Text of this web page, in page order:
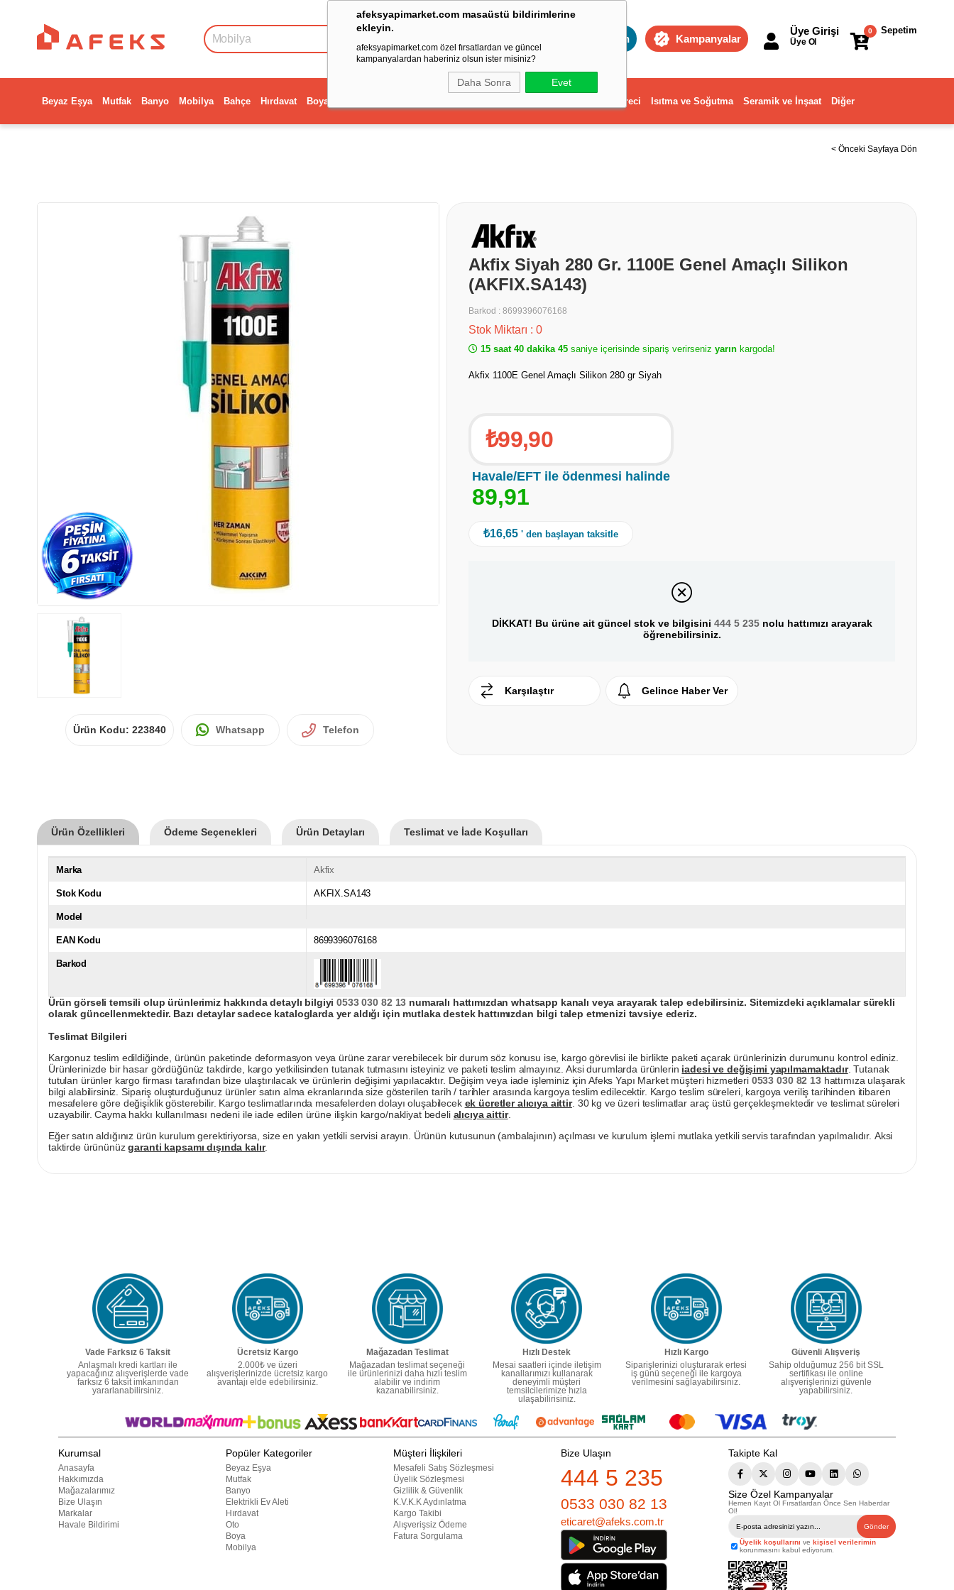
afeksyapimarket.com masaüstü bildirimlerine
ekleyin.
afeksyapimarket.com özel fırsatlardan ve güncel
kampanyalardan haberiniz olsun ister misiniz?
Daha Sonra Evet
Toptan Kampanyalar
Sepetim
0
Üye Girişi
Üye Ol
Beyaz Eşya Mutfak Banyo Mobilya Bahçe Hırdavat Boya Dekorasyon ve Ev Gereci Isıtma ve Soğutma Seramik ve İnşaat Diğer
< Önceki Sayfaya Dön
Ürün Kodu: 223840 Whatsapp Telefon
Akfix Siyah 280 Gr. 1100E Genel Amaçlı Silikon
(AKFIX.SA143)
Barkod : 8699396076168
Stok Miktarı : 0
15 saat 40 dakika 44 saniye içerisinde sipariş verirseniz yarın kargoda!
Akfix 1100E Genel Amaçlı Silikon 280 gr Siyah
₺99,90
Havale/EFT ile ödenmesi halinde
89,91
₺16,65 ' den başlayan taksitle
DİKKAT! Bu ürüne ait güncel stok ve bilgisini 444 5 235nolu hattımızı arayarak
öğrenebilirsiniz.
Karşılaştır Gelince Haber Ver
Ürün Özellikleri Ödeme Seçenekleri Ürün Detayları Teslimat ve İade Koşulları
Marka Akfix
Stok Kodu AKFIX.SA143
Model
EAN Kodu 8699396076168
Barkod
Ürün görseli temsili olup ürünlerimiz hakkında detaylı bilgiyi0533 030 82 13 numaralı hattımızdan whatsapp kanalı veya arayarak talep edebilirsiniz. Sitemizdeki açıklamalar sürekli
olarak güncellenmektedir. Bazı detaylar sadece kataloglarda yer aldığı için mutlaka destek hattımızdan bilgi talep etmenizi tavsiye ederiz.
Teslimat Bilgileri
Kargonuz teslim edildiğinde, ürünün paketinde deformasyon veya ürüne zarar verebilecek bir durum söz konusu ise, kargo görevlisi ile birlikte paketi açarak ürünlerinizin durumunu kontrol ediniz.
Ürünlerinizde bir hasar gördüğünüz takdirde, kargo yetkilisinden tutanak tutmasını isteyiniz ve paketi teslim almayınız. Aksi durumlarda ürünlerin iadesi ve değişimi yapılmamaktadır. Tutanak
tutulan ürünler kargo firması tarafından bize ulaştırılacak ve ürünlerin değişimi yapılacaktır. Değişim veya iade işleminiz için Afeks Yapı Market müşteri hizmetleri 0533 030 82 13hattımıza ulaşarak
bilgi alabilirsiniz. Sipariş oluşturduğunuz ürünler satın alma ekranlarında size gösterilen tarih / tarihler arasında kargoya teslim edilecektir. Kargo teslim süreleri, kargoya veriliş tarihinden itibaren
mesafelere göre değişiklik gösterebilir. Kargo teslimatlarında mesafelerden dolayı oluşabilecek ek ücretler alıcıya aittir. 30 kg ve üzeri teslimatlar araç üstü gerçekleşmektedir ve teslimat süreleri
uzayabilir. Cayma hakkı kullanılması nedeni ile iade edilen ürüne ilişkin kargo/nakliyat bedeli alıcıya aittir.
Eğer satın aldığınız ürün kurulum gerektiriyorsa, size en yakın yetkili servisi arayın. Ürünün kutusunun (ambalajının) açılması ve kurulum işlemi mutlaka yetkili servis tarafından yapılmalıdır. Aksi
taktirde ürününüzgaranti kapsamı dışında kalır.
Vade Farksız 6 Taksit
Anlaşmalı kredi kartları ile
yapacağınız alışverişlerde vade
farksız 6 taksit imkanından
yararlanabilirsiniz.
Ücretsiz Kargo
2.000₺ ve üzeri
alışverişlerinizde ücretsiz kargo
avantajı elde edebilirsiniz.
Mağazadan Teslimat
Mağazadan teslimat seçeneği
ile ürünlerinizi daha hızlı teslim
alabilir ve indirim
kazanabilirsiniz.
Hızlı Destek
Mesai saatleri içinde iletişim
kanallarımızı kullanarak
deneyimli müşteri
temsilcilerimize hızla
ulaşabilirisiniz.
Hızlı Kargo
Siparişlerinizi oluşturarak ertesi
iş günü seçeneği ile kargoya
verilmesini sağlayabilirsiniz.
Güvenli Alışveriş
Sahip olduğumuz 256 bit SSL
sertifikası ile online
alışverişlerinizi güvenle
yapabilirsiniz.
Kurumsal
Anasayfa
Hakkımızda
Mağazalarımız
Bize Ulaşın
Markalar
Havale Bildirimi
Popüler Kategoriler
Beyaz Eşya
Mutfak
Banyo
Elektrikli Ev Aleti
Hırdavat
Oto
Boya
Mobilya
Müşteri İlişkileri
Mesafeli Satış Sözleşmesi
Üyelik Sözleşmesi
Gizlilik & Güvenlik
K.V.K.K Aydınlatma
Kargo Takibi
Alışverişsiz Ödeme
Fatura Sorgulama
Bize Ulaşın
444 5 235
0533 030 82 13
eticaret@afeks.com.tr
Takipte Kal
Size Özel Kampanyalar
Hemen Kayıt Ol Fırsatlardan Önce Sen Haberdar
Ol!
Gönder
Üyelik koşullarını ve kişisel verilerimin
korunmasını kabul ediyorum.